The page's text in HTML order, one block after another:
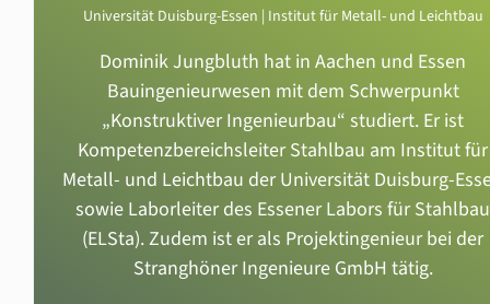
Universität Duisburg-Essen | Institut für Metall- und Leichtbau
Dominik Jungbluth hat in Aachen und Essen
Bauingenieurwesen mit dem Schwerpunkt
„Konstruktiver Ingenieurbau“ studiert. Er ist
Kompetenzbereichsleiter Stahlbau am Institut für
Metall- und Leichtbau der Universität Duisburg-
sowie Laborleiter des Essener Labors für Stahlbau
(ELSta). Zudem ist er als Projektingenieur bei der
Stranghöner Ingenieure GmbH tätig.